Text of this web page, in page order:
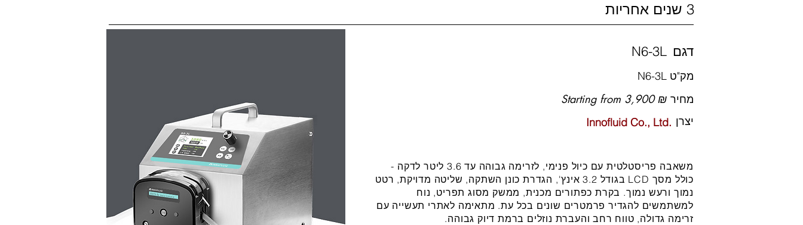
3 שנים אחריות
N6-3L דגם
מק"ט N6-3L
Starting from 3,900 ₪ מחיר
Innofluid Co., Ltd. יצרן
משאבה פריסטלטית עם כיול פנימי, לזרימה גבוהה עד 3.6 ליטר לדקה -
כולל מסך LCD בגודל 3.2 אינץ', הגדרת כונן השתקה, שליטה מדויקת, רטט
נמוך ורעש נמוך. בקרת כפתורים מכנית, ממשק מסוג תפריט, נוח
למשתמשים להגדיר פרמטרים שונים בכל עת. מתאימה לאתרי תעשייה עם
זרימה גדולה, טווח רחב והעברת נוזלים ברמת דיוק גבוהה.